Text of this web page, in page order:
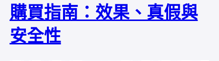
購買指南：效果、真假與
安全性